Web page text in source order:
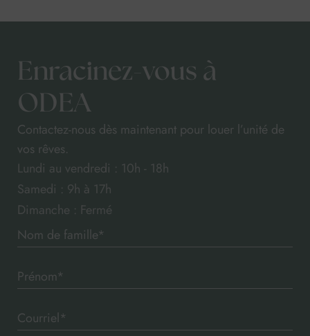
Enracinez-vous à
ODEA
Contactez-nous dès maintenant pour louer l’unité de
vos rêves.
Lundi au vendredi : 10h - 18h
Samedi : 9h à 17h
Dimanche : Fermé